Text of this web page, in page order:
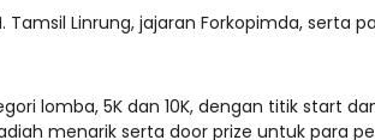
Tamsil Linrung, jajaran Forkopimda, serta
lomba, 5K dan 10K, dengan titik start
menarik serta door prize untuk para